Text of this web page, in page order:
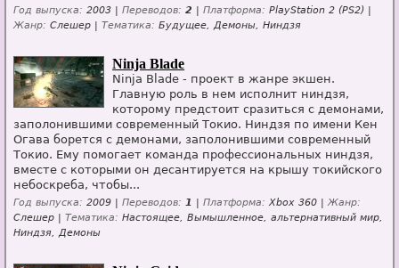
Год выпуска: 2003 | Переводов: 2 | Платформа: PlayStation 2 (PS2) |
Жанр: Слешер | Тематика: Будущее, Демоны, Ниндзя
Ninja Blade
Ninja Blade - проект в жанре экшен.
Главную роль в нем исполнит ниндзя,
которому предстоит сразиться с демонами,
заполонившими современный Токио. Ниндзя по имени Кен
Огава борется с демонами, заполонившими современный
Токио. Ему помогает команда профессиональных ниндзя,
вместе с которыми он десантируется на крышу токийского
небоскреба, чтобы...
Год выпуска: 2009 | Переводов: 1 | Платформа: Xbox 360 |Жанр:
Слешер | Тематика: Настоящее, Вымышленное, альтернативный мир,
Ниндзя, Демоны